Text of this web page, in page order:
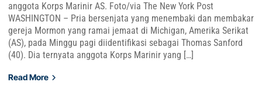
anggota Korps Marinir AS. Foto/via The New York Post
WASHINGTON – Pria bersenjata yang menembaki dan membakar
gereja Mormon yang ramai jemaat di Michigan, Amerika Serikat
(AS), pada Minggu pagi diidentifikasi sebagai Thomas Sanford
(40). Dia ternyata anggota Korps Marinir yang […]
Read More